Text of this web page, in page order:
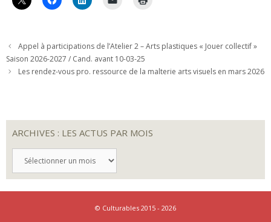
Appel à participations de l’Atelier 2 – Arts plastiques­ « Jouer collectif »
Saison 2026-2027 / Cand. avant 10-03-25
Les rendez-vous pro. ressource de la malterie arts visuels en mars 2026
ARCHIVES : LES ACTUS PAR MOIS
LES
© Culturables 2015 - 2026